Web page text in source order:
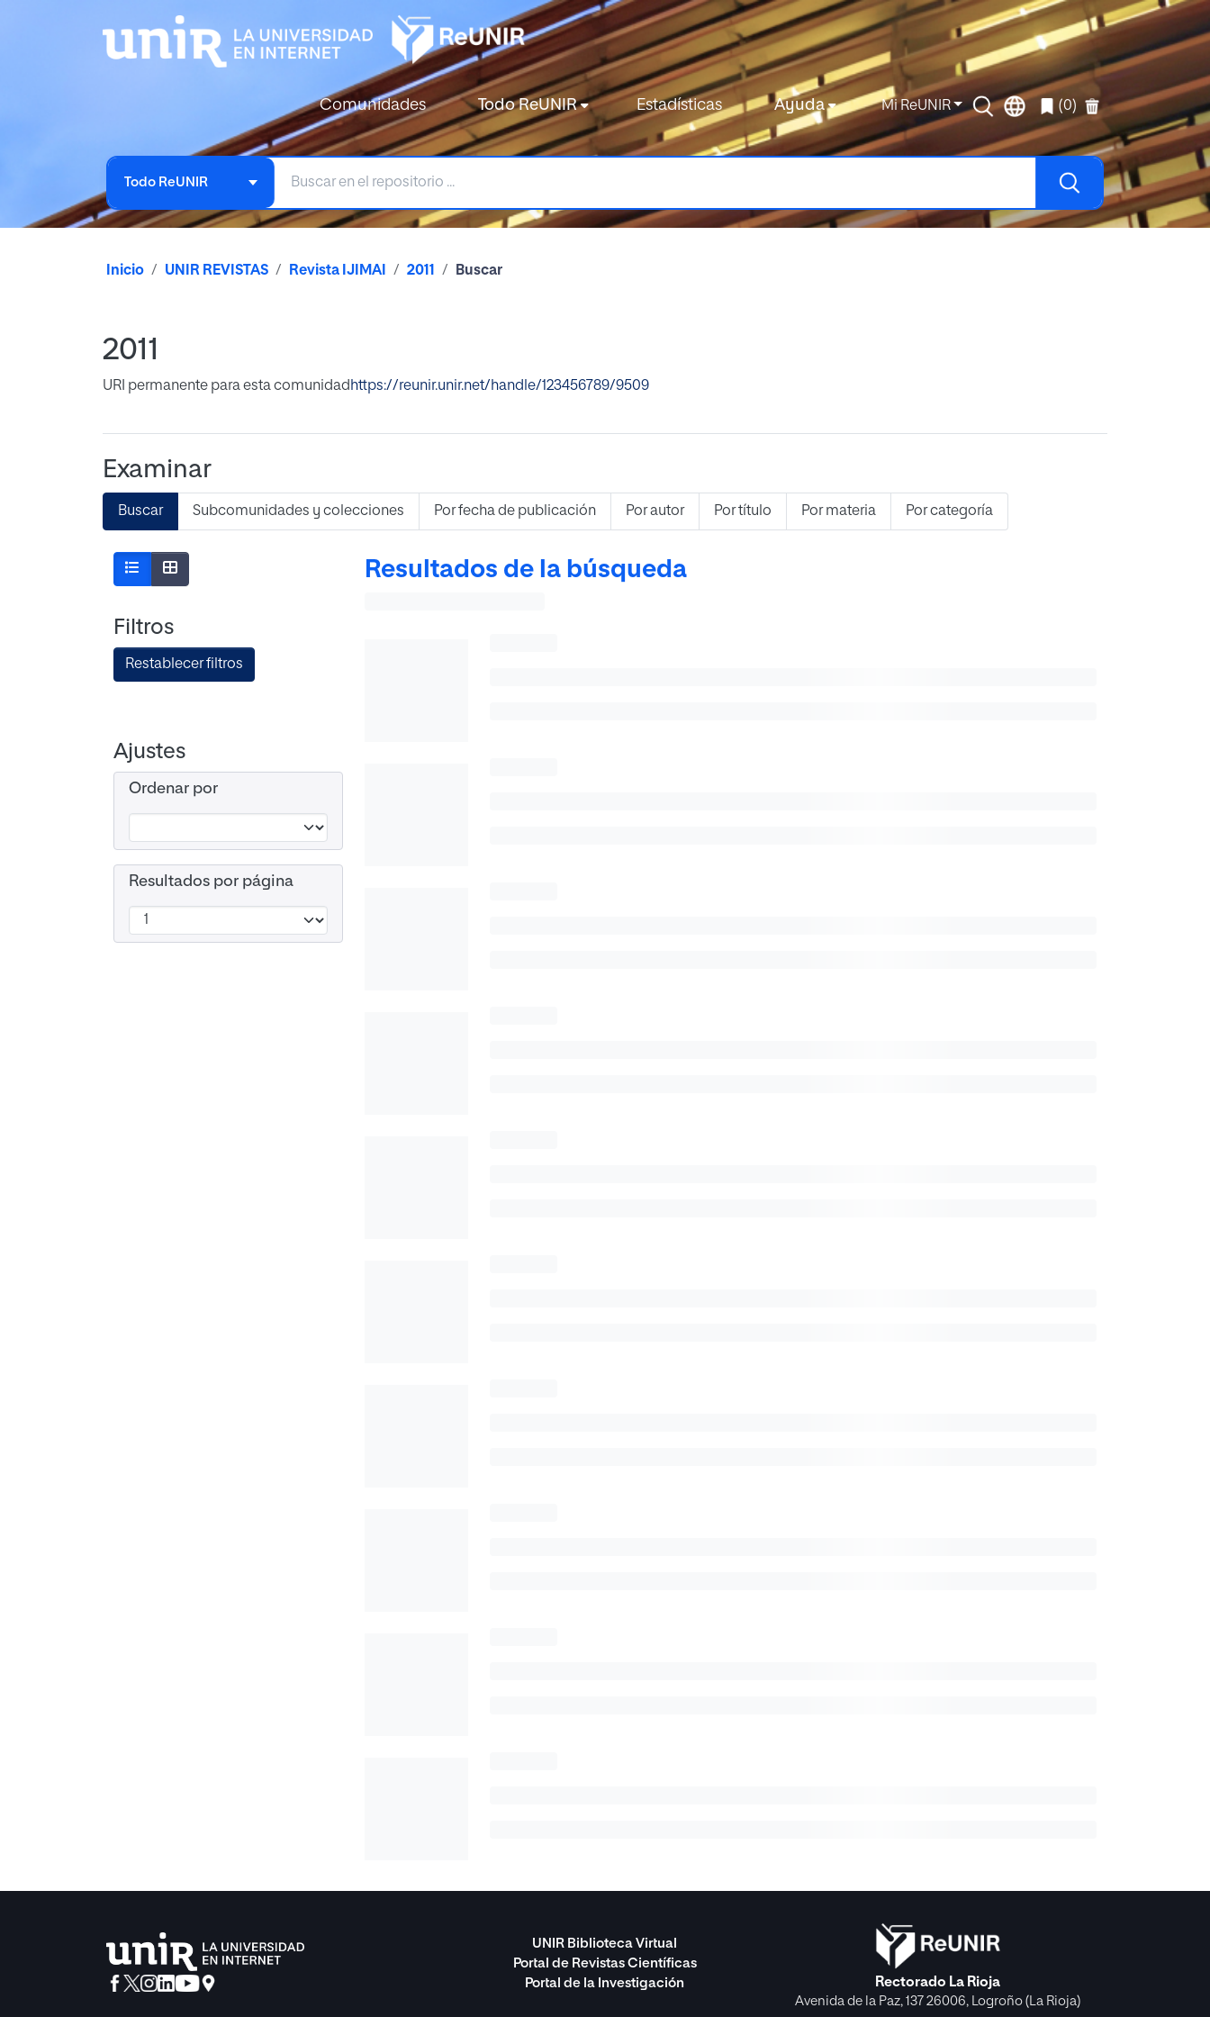
Comunidades Todo ReUNIR Estadísticas Ayuda Mi ReUNIR (0)
Todo ReUNIR
Inicio UNIR REVISTAS Revista IJIMAI 2011 Buscar
2011
URI permanente para esta comunidad https://reunir.unir.net/handle/123456789/9509
Examinar
Buscar Subcomunidades y colecciones Por fecha de publicación Por autor Por título Por materia Por categoría
Filtros
Restablecer filtros
Ajustes
Ordenar por
Resultados por página
Resultados de la búsqueda
UNIR Biblioteca Virtual
Portal de Revistas Científicas
Portal de la Investigación
Rectorado La Rioja
Avenida de la Paz, 137 26006, Logroño (La Rioja)